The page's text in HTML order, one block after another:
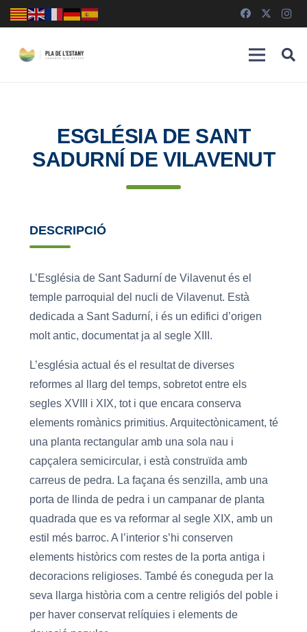
ESGLÉSIA DE SANT
SADURNÍ DE VILAVENUT
DESCRIPCIÓ
L’Església de Sant Sadurní de Vilavenut és el
temple parroquial del nucli de Vilavenut. Està
dedicada a Sant Sadurní, i és un edifici d’origen
molt antic, documentat ja al segle XIII.
L’església actual és el resultat de diverses
reformes al llarg del temps, sobretot entre els
segles XVIII i XIX, tot i que encara conserva
elements romànics primitius. Arquitectònicament, té
una planta rectangular amb una sola nau i
capçalera semicircular, i està construïda amb
carreus de pedra. La façana és senzilla, amb una
porta de llinda de pedra i un campanar de planta
quadrada que es va reformar al segle XIX, amb un
estil més barroc. A l’interior s’hi conserven
elements històrics com restes de la porta antiga i
decoracions religioses. També és coneguda per la
seva llarga història com a centre religiós del poble i
per haver conservat relíquies i elements de